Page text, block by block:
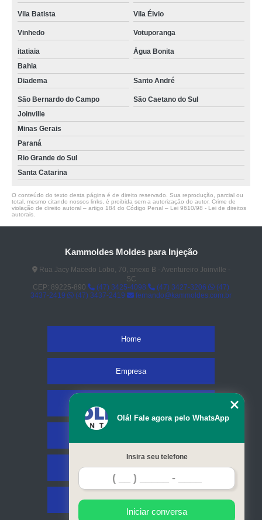
Vila Batista Vila Élvio
Vinhedo Votuporanga
itatiaia
Água Bonita
Bahia
Diadema
Santo André
São Bernardo do Campo
São Caetano do Sul
Joinville
Minas Gerais
Paraná
Rio Grande do Sul
Santa Catarina
O conteúdo do texto desta página é de direito reservado. Sua reprodução, parcial ou
total, mesmo citando nossos links, é proibida sem a autorização do autor. Crime de
violação de direito autoral – artigo 184 do Código Penal – Lei 9610/98 - Lei de direitos
autorais
Kammoldes Moldes para Injeção
Rua Jacy Macedo Lobo, 70, anexo B - Aventureiro Joinville -
SC
CEP: 89225-890
(47) 3425-4098 (47) 3427-3206
(47)
3437-2419
(47) 3437-2419 fernando@kammoldes.com.br
Home
Empresa
Contato
Mapa do site
Olá! Fale agora pelo WhatsApp
Insira seu telefone
Iniciar conversa